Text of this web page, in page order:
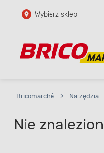
Przejdź do głównej
Przejdź do
Wybierz sklep
Bricomarché > Narzędzia
Nie